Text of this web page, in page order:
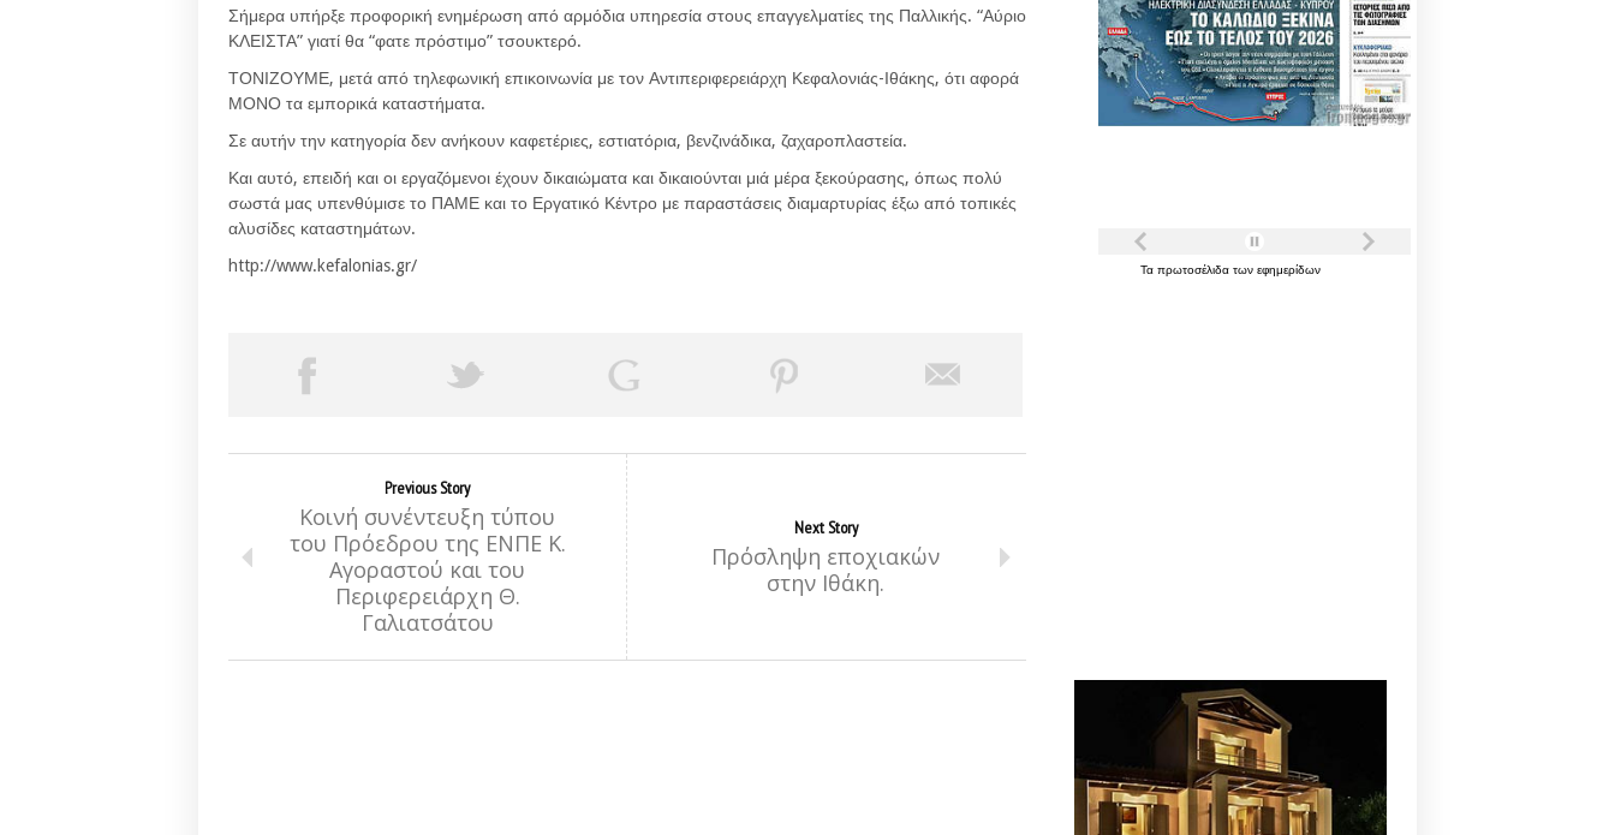
Σήμερα υπήρξε προφορική ενημέρωση από αρμόδια υπηρεσία στους επαγγελματίες της Παλλικής. “Αύριο
ΚΛΕΙΣΤΑ” γιατί θα “φατε πρόστιμο” τσουκτερό.
ΤΟΝΙΖΟΥΜΕ, μετά από τηλεφωνική επικοινωνία με τον Αντιπεριφερειάρχη Κεφαλονιάς-Ιθάκης, ότι αφορά
ΜΟΝΟ τα εμπορικά καταστήματα.
Σε αυτήν την κατηγορία δεν ανήκουν καφετέριες, εστιατόρια, βενζινάδικα, ζαχαροπλαστεία.
Και αυτό, επειδή και οι εργαζόμενοι έχουν δικαιώματα και δικαιούνται μιά μέρα ξεκούρασης, όπως πολύ
σωστά μας υπενθύμισε το ΠΑΜΕ και το Εργατικό Κέντρο με παραστάσεις διαμαρτυρίας έξω από τοπικές
αλυσίδες καταστημάτων.
http://www.kefalonias.gr/
Previous Story
Κοινή συνέντευξη τύπου
του Πρόεδρου της ΕΝΠΕ Κ.
Αγοραστού και του
Περιφερειάρχη Θ.
Γαλιατσάτου
Next Story
Πρόσληψη εποχιακών
στην Ιθάκη.
Τα πρωτοσέλιδα των εφημερίδων